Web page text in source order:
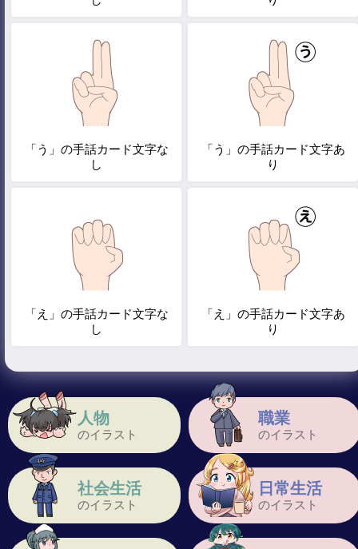
人物
のイラスト
職業
のイラスト
社会生活
のイラスト
日常生活
のイラスト
「う」の手話カード文字な
し
「う」の手話カード文字あ
り
「え」の手話カード文字な
し
「え」の手話カード文字あ
り